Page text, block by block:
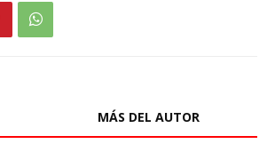
MÁS DEL AUTOR